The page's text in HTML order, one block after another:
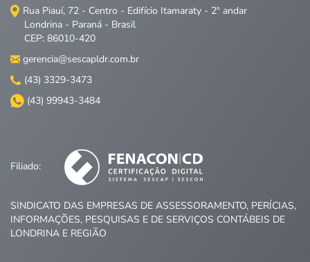
Rua Piauí, 72 - Centro - Edifício Itamaraty - 2º andar
Londrina - Paraná - Brasil
CEP: 86010-420
gerencia@sescapldr.com.br
(43) 3329-3473
(43) 99943-3484
Filiado:
SINDICATO DAS EMPRESAS DE ASSESSORAMENTO, PERÍCIAS,
INFORMAÇÕES, PESQUISAS E DE SERVIÇOS CONTÁBEIS DE
LONDRINA E REGIÃO